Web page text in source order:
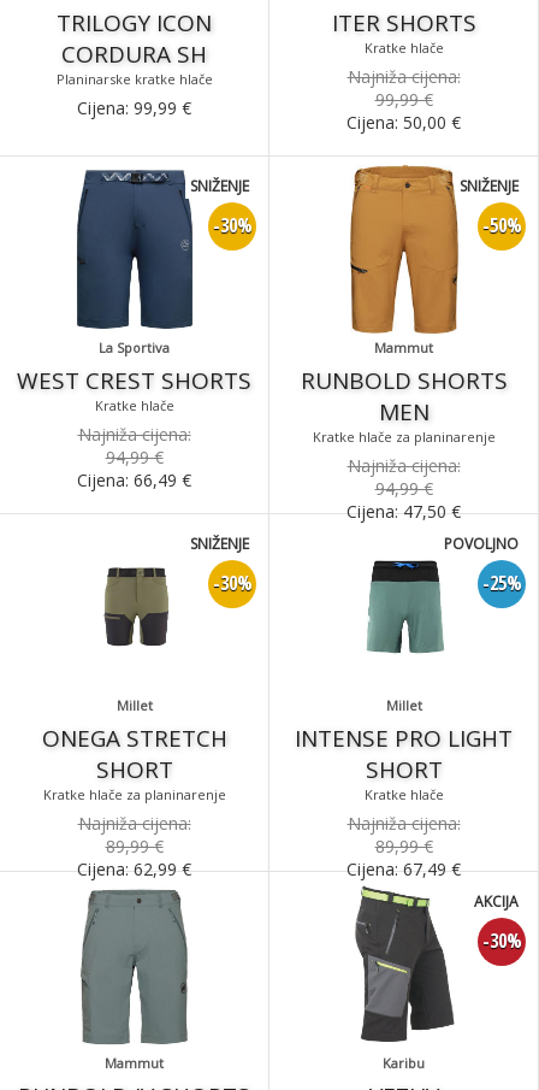
TRILOGY ICON
CORDURA SH
Planinarske kratke hlače
Cijena: 99,99 €
ITER SHORTS
Kratke hlače
Najniža cijena:
99,99 €
Cijena: 50,00 €
La Sportiva
WEST CREST SHORTS
Kratke hlače
-30%
SNIŽENJE
Najniža cijena:
94,99 €
Cijena: 66,49 €
Mammut
RUNBOLD SHORTS
MEN
Kratke hlače za planinarenje
-50%
SNIŽENJE
Najniža cijena:
94,99 €
Cijena:47,50€
Millet
ONEGA STRETCH
SHORT
Kratke hlače za planinarenje
-30%
SNIŽENJE
Najniža cijena:
89,99 €
Cijena:62,99€
Millet
INTENSE PRO LIGHT
SHORT
Kratke hlače
-25%
POVOLJNO
Najniža cijena:
89,99 €
Cijena:67,49€
Mammut Karibu
-30%
AKCIJA